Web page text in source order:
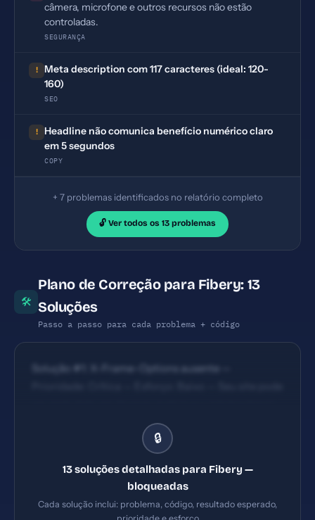
câmera, microfone e outros recursos não estão
controladas.
SEGURANÇA
!
Meta description com 117 caracteres (ideal: 120-
160)
SEO
!
Headline não comunica benefício numérico claro
em 5 segundos
COPY
+ 7 problemas identificados no relatório completo
🔓 Ver todos os 13 problemas
🛠
Plano de Correção para Fibery: 13
Soluções
Passo a passo para cada problema + código
Solução #1: X-Frame-Options ausente —
— Solução #2: X-Content-Type-Options ausente —
Prioridade: Crítica — Esforço: Baixo — Navegadores
perigosa. — Solução #5: Meta description com 117
caracteres (ideal: 120-160) — Prioridade:
Importante — Esforço: Baixo
🔒
13 soluções detalhadas para Fibery —
bloqueadas
Cada solução inclui: problema, código, resultado esperado,